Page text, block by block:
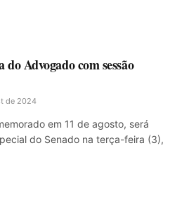
Advogado com sessão
de 2024
em 11 de agosto, será
do Senado na terça-feira (3),